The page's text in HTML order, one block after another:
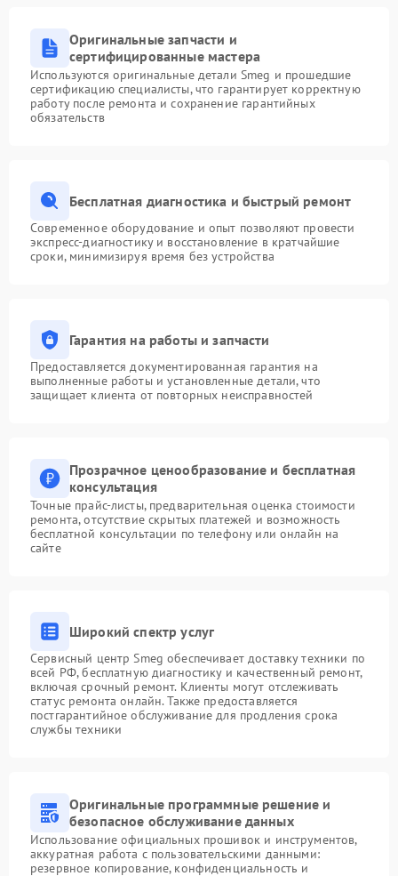
Оригинальные запчасти и
сертифицированные мастера
Используются оригинальные детали Smeg и прошедшие
сертификацию специалисты, что гарантирует корректную
работу после ремонта и сохранение гарантийных
обязательств
Бесплатная диагностика и быстрый ремонт
Современное оборудование и опыт позволяют провести
экспресс-диагностику и восстановление в кратчайшие
сроки, минимизируя время без устройства
Гарантия на работы и запчасти
Предоставляется документированная гарантия на
выполненные работы и установленные детали, что
защищает клиента от повторных неисправностей
Прозрачное ценообразование и бесплатная
консультация
Точные прайс-листы, предварительная оценка стоимости
ремонта, отсутствие скрытых платежей и возможность
бесплатной консультации по телефону или онлайн на
сайте
Широкий спектр услуг
Сервисный центр Smeg обеспечивает доставку техники по
всей РФ, бесплатную диагностику и качественный ремонт,
включая срочный ремонт. Клиенты могут отслеживать
статус ремонта онлайн. Также предоставляется
постгарантийное обслуживание для продления срока
службы техники
Оригинальные программные решение и
безопасное обслуживание данных
Использование официальных прошивок и инструментов,
аккуратная работа с пользовательскими данными:
резервное копирование, конфиденциальность и